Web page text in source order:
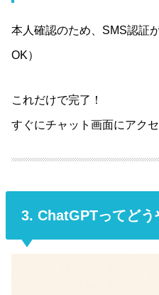
本人確認のため、SMS認証
OK）
これだけで完了！
すぐにチャット画面にアクセ
3. ChatGPTってどう